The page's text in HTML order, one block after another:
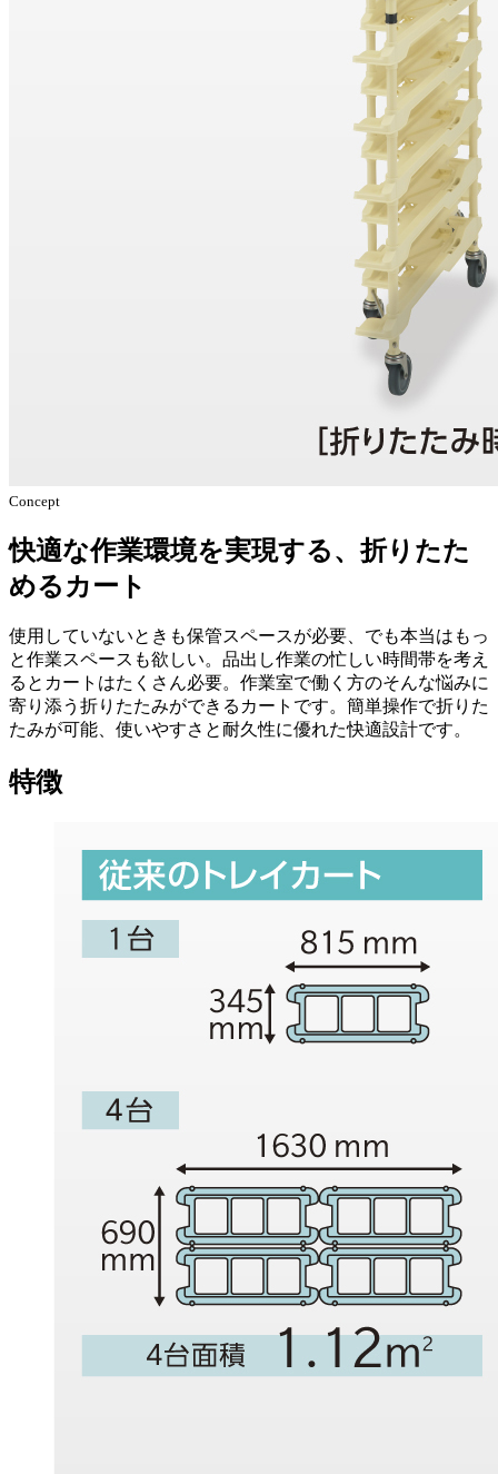
Concept
快適な作業環境を実現する、折りたた
めるカート
使用していないときも保管スペースが必要、でも本当はもっ
と作業スペースも欲しい。品出し作業の忙しい時間帯を考え
るとカートはたくさん必要。作業室で働く方のそんな悩みに
寄り添う折りたたみができるカートです。簡単操作で折りた
たみが可能、使いやすさと耐久性に優れた快適設計です。
特徴